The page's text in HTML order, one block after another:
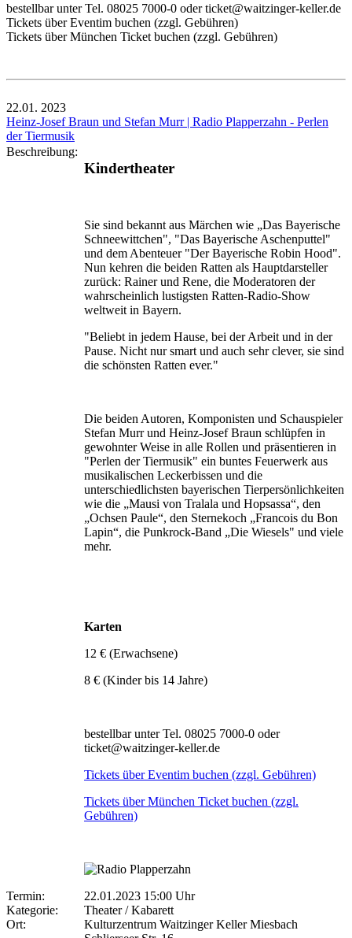
bestellbar unter Tel. 08025 7000-0 oder ticket@waitzinger-keller.de
Tickets über Eventim buchen (zzgl. Gebühren)
Tickets über München Ticket buchen (zzgl. Gebühren)
22.01. 2023
Heinz-Josef Braun und Stefan Murr | Radio Plapperzahn - Perlen
der Tiermusik
Beschreibung:
Kindertheater
Sie sind bekannt aus Märchen wie „Das Bayerische
Schneewittchen", "Das Bayerische Aschenputtel"
und dem Abenteuer "Der Bayerische Robin Hood".
Nun kehren die beiden Ratten als Hauptdarsteller
zurück: Rainer und Rene, die Moderatoren der
wahrscheinlich lustigsten Ratten-Radio-Show
weltweit in Bayern.
"Beliebt in jedem Hause, bei der Arbeit und in der
Pause. Nicht nur smart und auch sehr clever, sie sind
die schönsten Ratten ever."
Die beiden Autoren, Komponisten und Schauspieler
Stefan Murr und Heinz-Josef Braun schlüpfen in
gewohnter Weise in alle Rollen und präsentieren in
"Perlen der Tiermusik" ein buntes Feuerwerk aus
musikalischen Leckerbissen und die
unterschiedlichsten bayerischen Tierpersönlichkeiten
wie die „Mausi von Tralala und Hopsassa“, den
„Ochsen Paule“, den Sternekoch „Francois du Bon
Lapin“, die Punkrock-Band „Die Wiesels" und viele
mehr.
Karten
12 € (Erwachsene)
8 € (Kinder bis 14 Jahre)
bestellbar unter Tel. 08025 7000-0 oder
ticket@waitzinger-keller.de
Tickets über Eventim buchen (zzgl. Gebühren)
Tickets über München Ticket buchen (zzgl.
Gebühren)
Termin:
22.01.2023 15:00 Uhr
Kategorie:
Theater / Kabarett
Ort:
Kulturzentrum Waitzinger Keller Miesbach